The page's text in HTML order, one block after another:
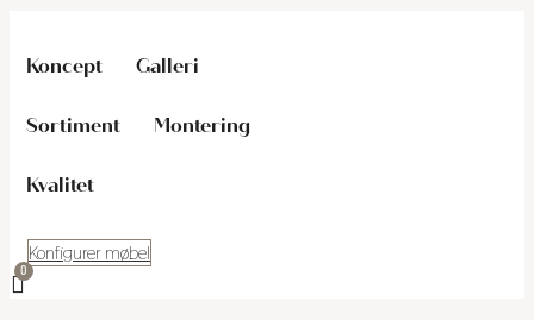
Koncept Galleri
Sortiment Montering
Kvalitet
Konfigurer møbel